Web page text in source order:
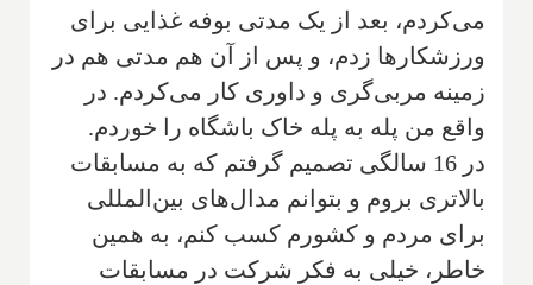
می‌کردم‌، بعد از یک مدتی بوفه غذایی برای
ورزشکارها زدم، و پس از آن هم مدتی هم در
زمینه مربی‌گری و داوری کار می‌کردم. در
واقع من پله به پله خاک‌ باشگاه را خوردم.
‌در 16 سالگی تصمیم گرفتم که به مسابقات
بالاتری بروم و بتوانم مدال‌های بین‌المللی
برای مردم و کشورم کسب کنم، به همین
خاطر‌، خیلی به فکر شرکت در مسابقات